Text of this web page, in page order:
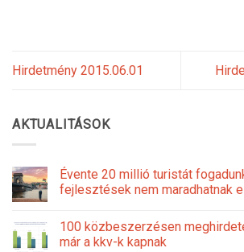
Hirdetmény 2015.06.01
AKTUALITÁSOK
Évente 20 millió turistát
fejlesztések nem maradhatnak
100 közbeszerzésen
már a kkv-k kapnak